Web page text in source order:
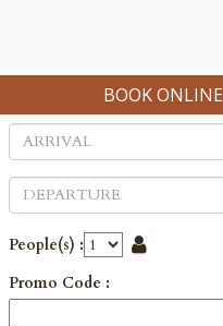
BOOK ONLINE
People(s) :
Promo Code :